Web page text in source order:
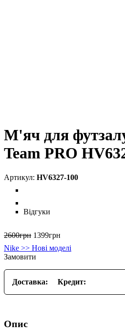
М'яч для
Team PRO
HV6327-100
Відгуки
2600грн 1399грн
Nike >> Нові моделі
Замовити
Доставка: Кредит:
Опис